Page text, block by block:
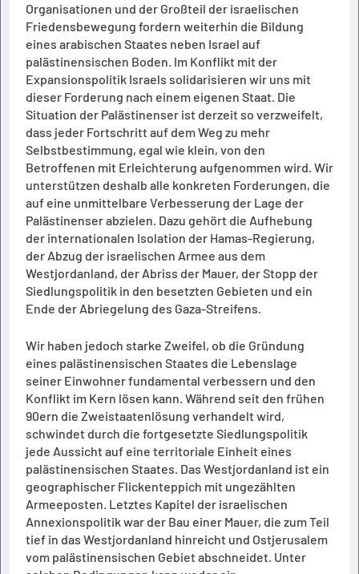
Organisationen und der Großteil der israelischen
Friedensbewegung fordern weiterhin die Bildung
eines arabischen Staates neben Israel auf
palästinensischen Boden. Im Konflikt mit der
Expansionspolitik Israels solidarisieren wir uns mit
dieser Forderung nach einem eigenen Staat. Die
Situation der Palästinenser ist derzeit so verzweifelt,
dass jeder Fortschritt auf dem Weg zu mehr
Selbstbestimmung, egal wie klein, von den
Betroffenen mit Erleichterung aufgenommen wird. Wir
unterstützen deshalb alle konkreten Forderungen, die
auf eine unmittelbare Verbesserung der Lage der
Palästinenser abzielen. Dazu gehört die Aufhebung
der internationalen Isolation der Hamas-Regierung,
der Abzug der israelischen Armee aus dem
Westjordanland, der Abriss der Mauer, der Stopp der
Siedlungspolitik in den besetzten Gebieten und ein
Ende der Abriegelung des Gaza-Streifens.
Wir haben jedoch starke Zweifel, ob die Gründung
eines palästinensischen Staates die Lebenslage
seiner Einwohner fundamental verbessern und den
Konflikt im Kern lösen kann. Während seit den frühen
90ern die Zweistaatenlösung verhandelt wird,
schwindet durch die fortgesetzte Siedlungspolitik
jede Aussicht auf eine territoriale Einheit eines
palästinensischen Staates. Das Westjordanland ist ein
geographischer Flickenteppich mit ungezählten
Armeeposten. Letztes Kapitel der israelischen
Annexionspolitik war der Bau einer Mauer, die zum Teil
tief in das Westjordanland hinreicht und Ostjerusalem
vom palästinensischen Gebiet abschneidet. Unter